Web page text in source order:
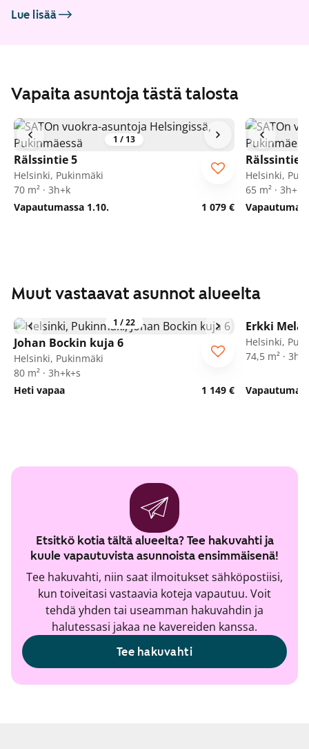
Lue lisää
Vapaita asuntoja tästä talosta
1 / 13
Rälssintie 5
Helsinki, Pukinmäki
70 m² · 3h+k
Vapautumassa 1.10.
1 079 €
Rälssintie 5
Helsinki,
65 m² · 3h+k
Muut vastaavat asunnot alueelta
1 /22
Johan Bockin kuja 6
Helsinki, Pukinmäki
80 m² · 3h+k+s
Heti vapaa
1 149 €
Erkki
Helsinki,
74,5 m² ·
Etsitkö kotia tältä alueelta? Tee hakuvahti ja
kuule vapautuvista asunnoista ensimmäisenä!
Tee hakuvahti, niin saat ilmoitukset sähköpostiisi,
kun toiveitasi vastaavia koteja vapautuu. Voit
tehdä yhden tai useamman hakuvahdin ja
halutessasi jakaa ne kavereiden kanssa.
Tee hakuvahti